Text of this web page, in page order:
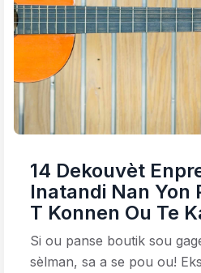
14 Dekouvèt
Inatandi Nan Yon
T Konnen Ou Te
Si ou panse boutik sou
sèlman, sa a se pou ou!